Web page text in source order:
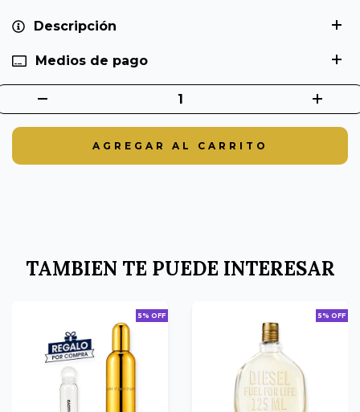
Descripción
Medios de pago
TAMBIEN TE PUEDE INTERESAR
5% OFF 5% OFF